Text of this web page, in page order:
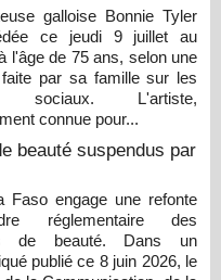
galloise Bonnie Tyler
ce jeudi 9 juillet au
l'âge de 75 ans, selon une
faite par sa famille sur les
sociaux. L'artiste,
connue pour...
beauté suspendus par
Faso engage une refonte
réglementaire des
de beauté. Dans un
publié ce 8 juin 2026, le